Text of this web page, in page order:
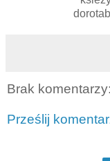
Brak komentarzy:
Prześlij